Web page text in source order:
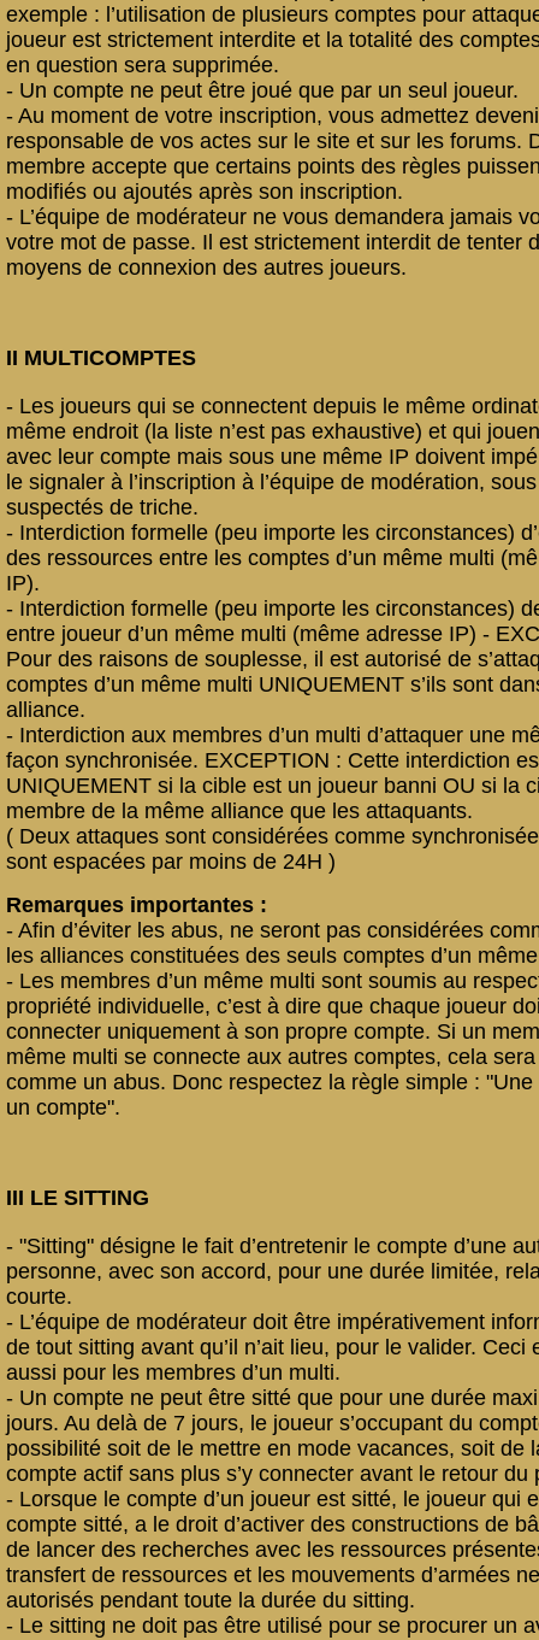
exemple : l’utilisation de plusieurs comptes pour
joueur est strictement interdite et la totalité des
en question sera supprimée.
- Un compte ne peut être joué que par un seul joueur.
- Au moment de votre inscription, vous admettez
responsable de vos actes sur le site et sur les forums.
membre accepte que certains points des règles
modifiés ou ajoutés après son inscription.
- L’équipe de modérateur ne vous demandera jamais
votre mot de passe. Il est strictement interdit de tenter
moyens de connexion des autres joueurs.
II MULTICOMPTES
- Les joueurs qui se connectent depuis le même
même endroit (la liste n’est pas exhaustive) et qui
avec leur compte mais sous une même IP doivent
le signaler à l’inscription à l’équipe de modération,
suspectés de triche.
- Interdiction formelle (peu importe les circonstances)
des ressources entre les comptes d’un même multi
IP).
- Interdiction formelle (peu importe les circonstances)
entre joueur d’un même multi (même adresse IP) -
Pour des raisons de souplesse, il est autorisé de
comptes d’un même multi UNIQUEMENT s’ils sont
alliance.
- Interdiction aux membres d’un multi d’attaquer une
façon synchronisée. EXCEPTION : Cette interdiction
UNIQUEMENT si la cible est un joueur banni OU si la
membre de la même alliance que les attaquants.
( Deux attaques sont considérées comme
sont espacées par moins de 24H )
Remarques importantes :
- Afin d’éviter les abus, ne seront pas considérées
les alliances constituées des seuls comptes d’un
- Les membres d’un même multi sont soumis au
propriété individuelle, c’est à dire que chaque joueur
connecter uniquement à son propre compte. Si un
même multi se connecte aux autres comptes, cela
comme un abus. Donc respectez la règle simple :
un compte".
III LE SITTING
- "Sitting" désigne le fait d’entretenir le compte d’une
personne, avec son accord, pour une durée limitée,
courte.
- L’équipe de modérateur doit être impérativement
de tout sitting avant qu’il n’ait lieu, pour le valider. Ceci
aussi pour les membres d’un multi.
- Un compte ne peut être sitté que pour une durée
jours. Au delà de 7 jours, le joueur s’occupant du
possibilité soit de le mettre en mode vacances, soit de
compte actif sans plus s’y connecter avant le retour du
- Lorsque le compte d’un joueur est sitté, le joueur qui
compte sitté, a le droit d’activer des constructions de
de lancer des recherches avec les ressources
transfert de ressources et les mouvements d’armées
autorisés pendant toute la durée du sitting.
- Le sitting ne doit pas être utilisé pour se procurer un